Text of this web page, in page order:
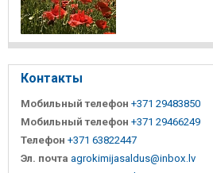
Контакты
Мобильный телефон +371 29483850
Мобильный телефон +371 29466249
Телефон +371 63822447
Эл. почта agrokimijasaldus@inbox.lv